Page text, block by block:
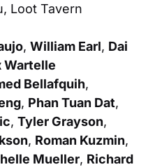
, Loot Tavern
, William Earl, Dai
Wartelle
Bellafquih,
, Phan Tuan Dat,
, Tyler Grayson,
, Roman Kuzmin,
Mueller, Richard